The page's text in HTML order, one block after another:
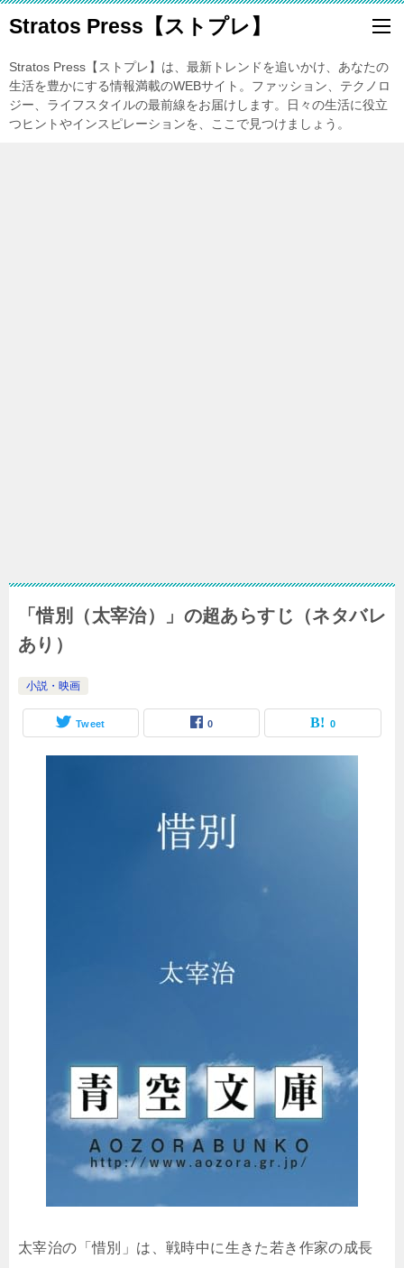
Stratos Press【ストプレ】
Stratos Press【ストプレ】は、最新トレンドを追いかけ、あなたの
生活を豊かにする情報満載のWEBサイト。ファッション、テクノロ
ジー、ライフスタイルの最前線をお届けします。日々の生活に役立
つヒントやインスピレーションを、ここで見つけましょう。
「惜別（太宰治）」の超あらすじ（ネタバレ
あり）
小説・映画
Tweet 0 0
太宰治の「惜別」は、戦時中に生きた若き作家の成長